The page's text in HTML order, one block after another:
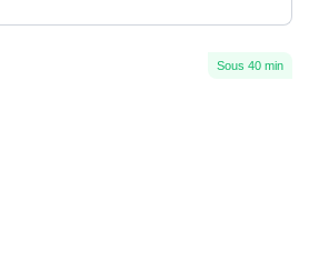
Sous 40 min